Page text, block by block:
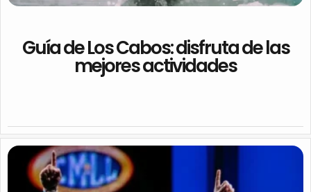
Guía de Los Cabos: disfruta de las
mejores actividades